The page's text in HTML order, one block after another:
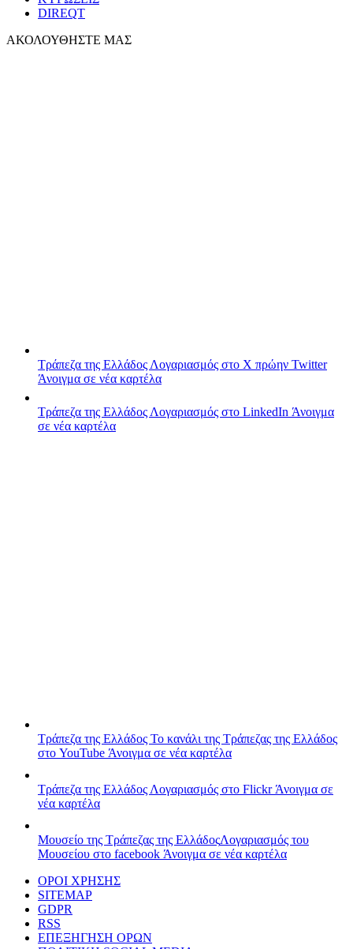
DIREQT
ΑΚΟΛΟΥΘΗΣΤΕ ΜΑΣ
Τράπεζα της Ελλάδος Λογαριασμός στο X πρώην Twitter
Άνοιγμα σε νέα καρτέλα
Τράπεζα της Ελλάδος Λογαριασμός στο LinkedIn Άνοιγμα
σε νέα καρτέλα
Τράπεζα της Ελλάδος Το κανάλι της Τράπεζας της Ελλάδος
στο YouTube Άνοιγμα σε νέα καρτέλα
Τράπεζα της Ελλάδος Λογαριασμός στο FlickrΆνοιγμα σε
νέα καρτέλα
Μουσείο της Τράπεζας της ΕλλάδοςΛογαριασμός του
Μουσείου στο facebook Άνοιγμα σε νέα καρτέλα
ΟΡΟΙ ΧΡΗΣΗΣ
SITEMAP
GDPR
RSS
ΕΠΕΞΗΓΗΣΗ ΟΡΩΝ